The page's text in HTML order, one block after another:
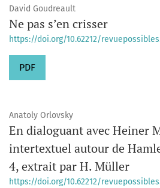
David Goudreault
Ne pas s’en crisser
https://doi.org/10.62212/
PDF
Anatoly Orlovsky
En dialoguant avec Heiner
intertextuel autour de
4, extrait par H. Müller
https://doi.org/10.62212/